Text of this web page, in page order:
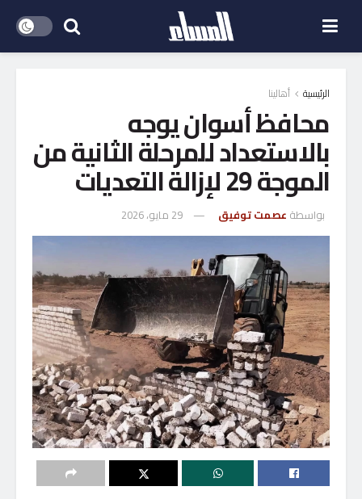
الرئيسية أهالينا
محافظ أسوان يوجه
بالاستعداد للمرحلة الثانية من
الموجة 29 لإزالة التعديات
بواسطة عصمت توفيق 29 مايو، 2026